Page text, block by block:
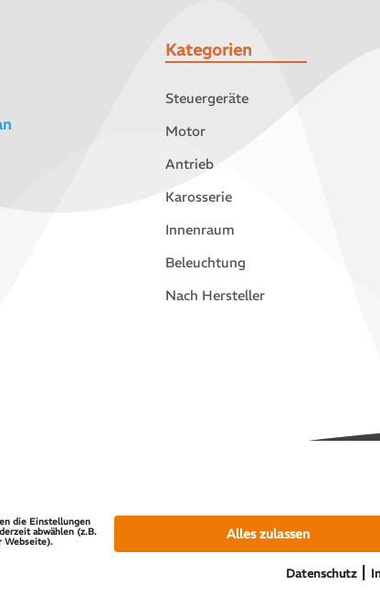
Kategorien
Steuergeräte
Motor
Antrieb
Karosserie
Innenraum
Beleuchtung
Nach Hersteller
die Einstellungen
abwählen (z.B.
Webseite).
Alles zulassen
Datenschutz|